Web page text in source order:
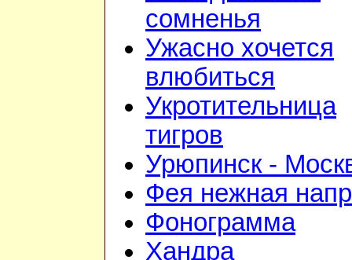
сомненья
Ужасно хочется
влюбиться
Укротительница
тигров
Урюпинск -
Фея нежная
Фонограмма
Хандра